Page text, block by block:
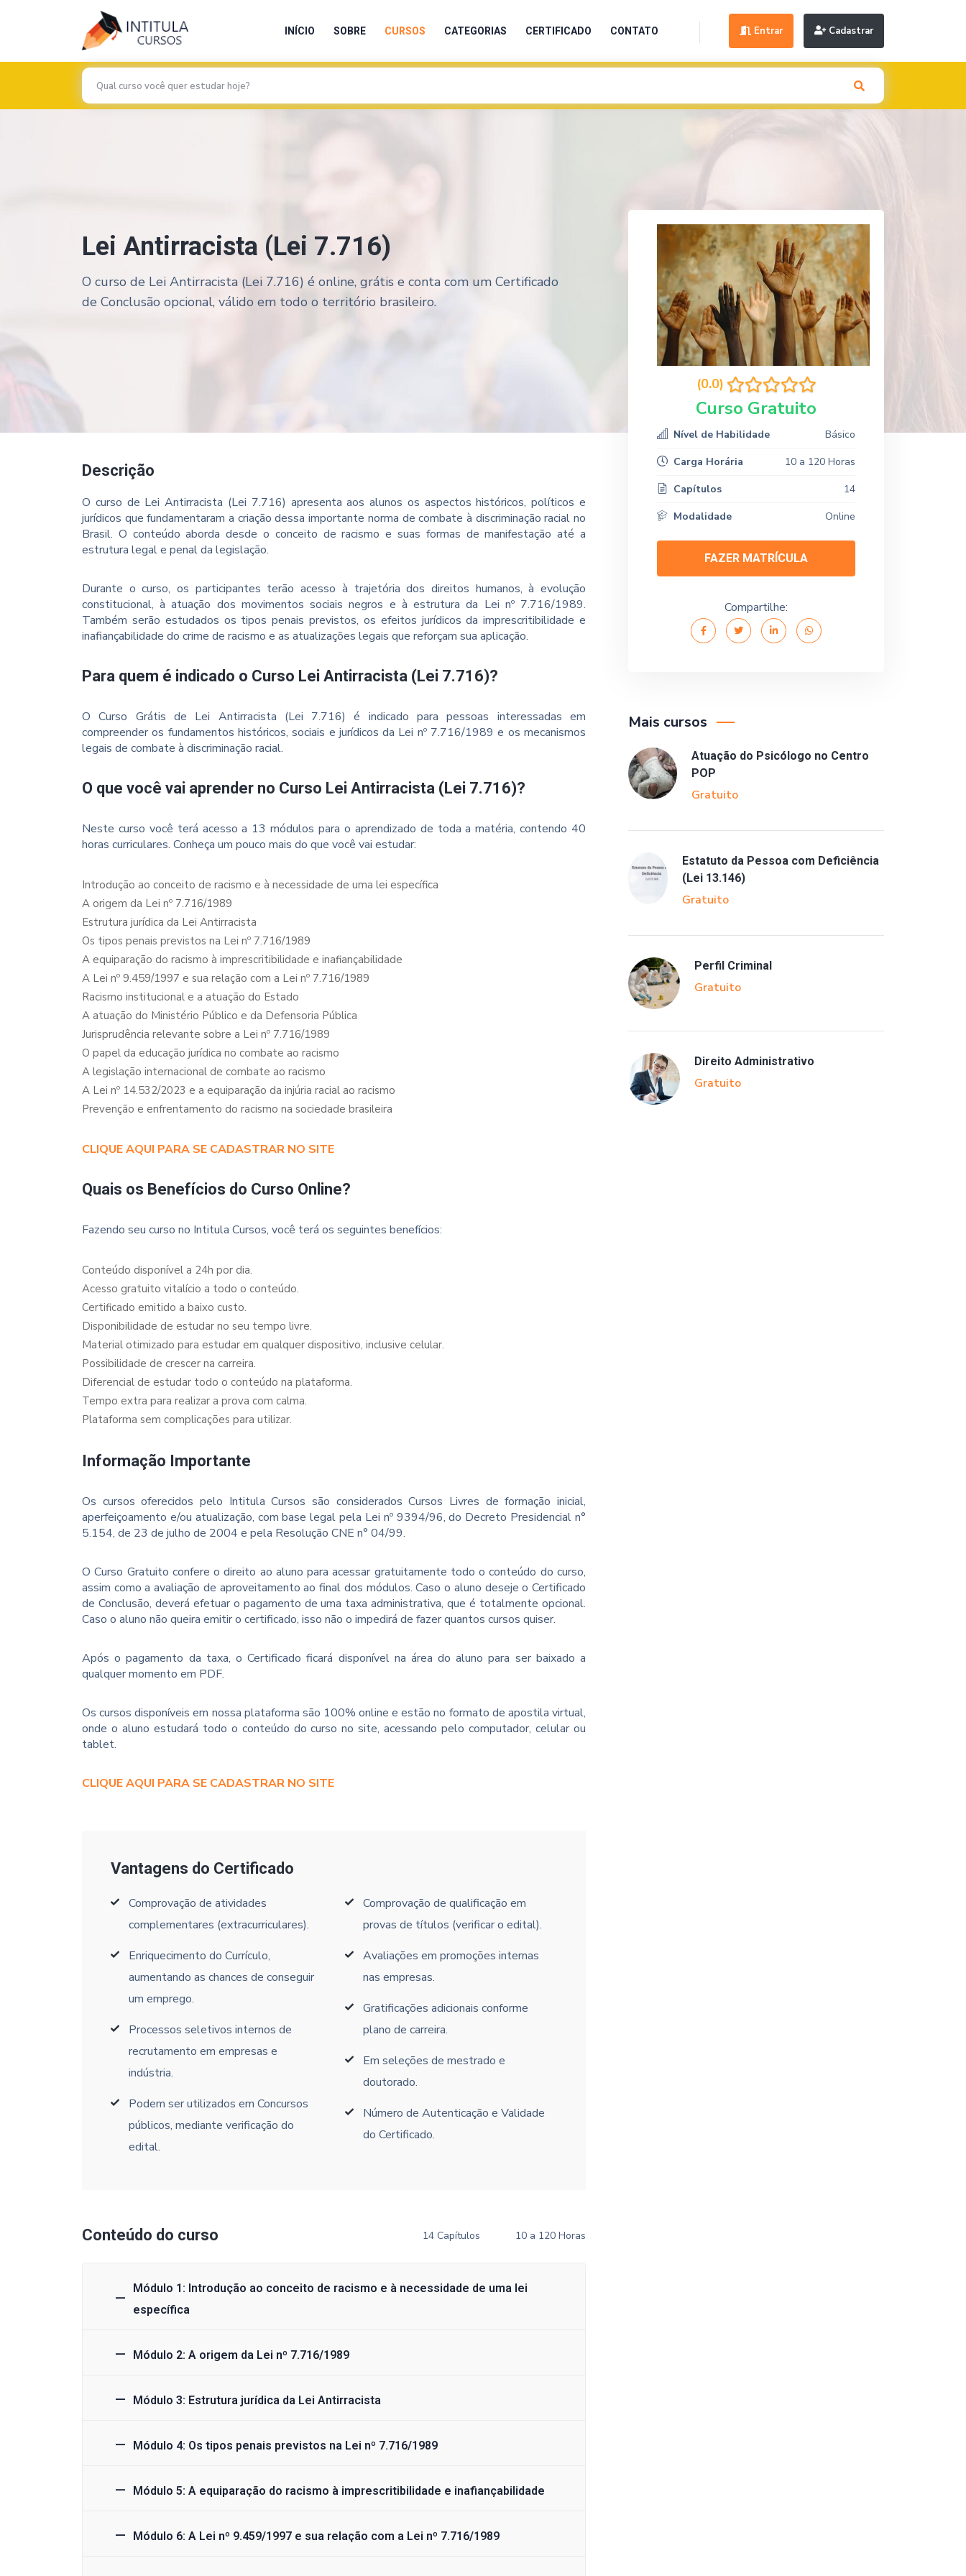
INÍCIO SOBRE CURSOS CATEGORIAS CERTIFICADO CONTATO Entrar Cadastrar
Lei Antirracista (Lei 7.716)
O curso de Lei Antirracista (Lei 7.716) é online, grátis e conta com um Certificado
de Conclusão opcional, válido em todo o território brasileiro.
Descrição
O curso de Lei Antirracista (Lei 7.716) apresenta aos alunos os aspectos históricos, políticos e
jurídicos que fundamentaram a criação dessa importante norma de combate à discriminação racial no
Brasil. O conteúdo aborda desde o conceito de racismo e suas formas de manifestação até a
estrutura legal e penal da legislação.
Durante o curso, os participantes terão acesso à trajetória dos direitos humanos, à evolução
constitucional, à atuação dos movimentos sociais negros e à estrutura da Lei nº 7.716/1989.
Também serão estudados os tipos penais previstos, os efeitos jurídicos da imprescritibilidade e
inafiançabilidade do crime de racismo e as atualizações legais que reforçam sua aplicação.
Para quem é indicado o Curso Lei Antirracista (Lei 7.716)?
O Curso Grátis de Lei Antirracista (Lei 7.716) é indicado para pessoas interessadas em
compreender os fundamentos históricos, sociais e jurídicos da Lei nº 7.716/1989 e os mecanismos
legais de combate à discriminação racial.
O que você vai aprender no Curso Lei Antirracista (Lei 7.716)?
Neste curso você terá acesso a 13 módulos para o aprendizado de toda a matéria, contendo 40
horas curriculares. Conheça um pouco mais do que você vai estudar:
Introdução ao conceito de racismo e à necessidade de uma lei específica
A origem da Lei nº 7.716/1989
Estrutura jurídica da Lei Antirracista
Os tipos penais previstos na Lei nº 7.716/1989
A equiparação do racismo à imprescritibilidade e inafiançabilidade
A Lei nº 9.459/1997 e sua relação com a Lei nº 7.716/1989
Racismo institucional e a atuação do Estado
A atuação do Ministério Público e da Defensoria Pública
Jurisprudência relevante sobre a Lei nº 7.716/1989
O papel da educação jurídica no combate ao racismo
A legislação internacional de combate ao racismo
A Lei nº 14.532/2023 e a equiparação da injúria racial ao racismo
Prevenção e enfrentamento do racismo na sociedade brasileira
CLIQUE AQUI PARA SE CADASTRAR NO SITE
Quais os Benefícios do Curso Online?
Fazendo seu curso no Intitula Cursos, você terá os seguintes benefícios:
Conteúdo disponível a 24h por dia.
Acesso gratuito vitalício a todo o conteúdo.
Certificado emitido a baixo custo.
Disponibilidade de estudar no seu tempo livre.
Material otimizado para estudar em qualquer dispositivo, inclusive celular.
Possibilidade de crescer na carreira.
Diferencial de estudar todo o conteúdo na plataforma.
Tempo extra para realizar a prova com calma.
Plataforma sem complicações para utilizar.
Informação Importante
Os cursos oferecidos pelo Intitula Cursos são considerados Cursos Livres de formação inicial,
aperfeiçoamento e/ou atualização, com base legal pela Lei nº 9394/96, do Decreto Presidencial n°
5.154, de 23 de julho de 2004 e pela Resolução CNE n° 04/99.
O Curso Gratuito confere o direito ao aluno para acessar gratuitamente todo o conteúdo do curso,
assim como a avaliação de aproveitamento ao final dos módulos. Caso o aluno deseje o Certificado
de Conclusão, deverá efetuar o pagamento de uma taxa administrativa, que é totalmente opcional.
Caso o aluno não queira emitir o certificado, isso não o impedirá de fazer quantos cursos quiser.
Após o pagamento da taxa, o Certificado ficará disponível na área do aluno para ser baixado a
qualquer momento em PDF.
Os cursos disponíveis em nossa plataforma são 100% online e estão no formato de apostila virtual,
onde o aluno estudará todo o conteúdo do curso no site, acessando pelo computador, celular ou
tablet.
CLIQUE AQUI PARA SE CADASTRAR NO SITE
Vantagens do Certificado
Comprovação de atividades
complementares (extracurriculares).
Enriquecimento do Currículo,
aumentando as chances de conseguir
um emprego.
Processos seletivos internos de
recrutamento em empresas e
indústria.
Podem ser utilizados em Concursos
públicos, mediante verificação do
edital.
Comprovação de qualificação em
provas de títulos (verificar o edital).
Avaliações em promoções internas
nas empresas.
Gratificações adicionais conforme
plano de carreira.
Em seleções de mestrado e
doutorado.
Número de Autenticação e Validade
do Certificado.
Conteúdo do curso 14 Capítulos 10 a 120 Horas
Módulo 1: Introdução ao conceito de racismo e à necessidade de uma lei
específica
Módulo 2: A origem da Lei nº 7.716/1989
Módulo 3: Estrutura jurídica da Lei Antirracista
Módulo 4: Os tipos penais previstos na Lei nº 7.716/1989
Módulo 5: A equiparação do racismo à imprescritibilidade e inafiançabilidade
Módulo 6: A Lei nº 9.459/1997 e sua relação com a Lei nº 7.716/1989
(0.0)
Curso Gratuito
Nível de Habilidade
Básico
Carga Horária
10 a 120 Horas
Capítulos
14
Modalidade
Online
FAZER MATRÍCULA
Compartilhe:
Mais cursos
Atuação do Psicólogo no Centro
POP
Gratuito
Estatuto da Pessoa com Deficiência
(Lei 13.146)
Gratuito
Perfil Criminal
Gratuito
Direito Administrativo
Gratuito